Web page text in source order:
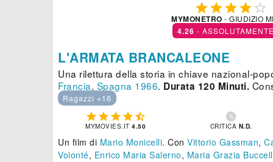
 
MYMONETRO - GIUDIZIO
4.26 -
L'ARMATA BRANCALEONE
Una rilettura della storia in chiave nazional-
Francia, Spagna 1966. Durata 120 Minuti.
Ragazzi +16
    
MYMOVIES.IT4.50

CRITICA N.D.
Un film di Mario Monicelli. Con Vittorio Gassman,
Volonté, Enrico Maria Salerno, Maria Grazia